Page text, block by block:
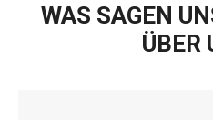
WAS SAGEN
ÜBER